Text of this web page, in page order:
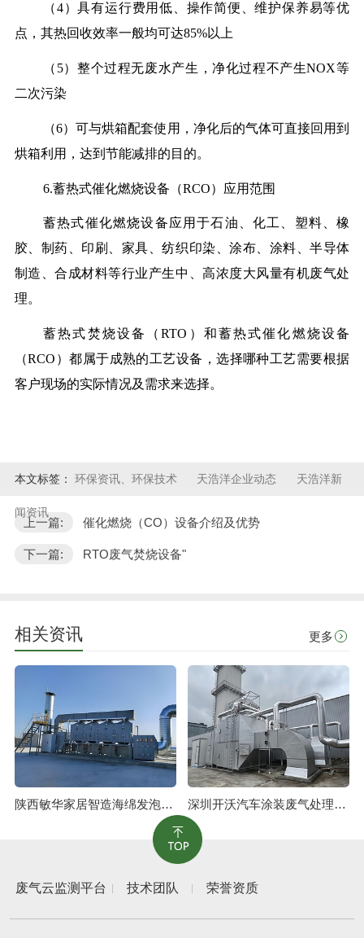
（4）具有运行费用低、操作简便、维护保养易等优
点，其热回收效率一般均可达85%以上
（5）整个过程无废水产生，净化过程不产生NOX等
二次污染
（6）可与烘箱配套使用，净化后的气体可直接回用到
烘箱利用，达到节能减排的目的。
6.蓄热式催化燃烧设备（RCO）应用范围
蓄热式催化燃烧设备应用于石油、化工、塑料、橡
胶、制药、印刷、家具、纺织印染、涂布、涂料、半导体
制造、合成材料等行业产生中、高浓度大风量有机废气处
理。
蓄热式焚烧设备（RTO）和蓄热式催化燃烧设备
（RCO）都属于成熟的工艺设备，选择哪种工艺需要根据
客户现场的实际情况及需求来选择。
本文标签： 环保资讯、环保技术 天浩洋企业动态 天浩洋新
闻资讯
上一篇: 催化燃烧（CO）设备介绍及优势
下一篇: RTO废气焚烧设备"
相关资讯 更多
陕西敏华家居智造海绵发泡废气治理工程 深圳开沃汽车涂装废气处理工程
废气云监测平台 技术团队 荣誉资质